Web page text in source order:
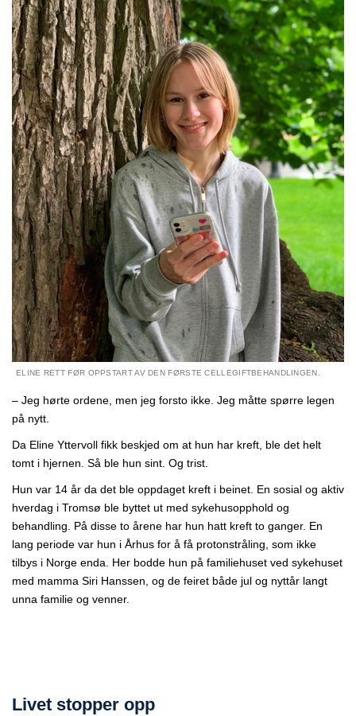
ELINE RETT FØR OPPSTART AV DEN FØRSTE CELLEGIFTBEHANDLINGEN.
– Jeg hørte ordene, men jeg forsto ikke. Jeg måtte spørre legen
på nytt.
Da Eline Yttervoll fikk beskjed om at hun har kreft, ble det helt
tomt i hjernen. Så ble hun sint. Og trist.
Hun var 14 år da det ble oppdaget kreft i beinet. En sosial og aktiv
hverdag i Tromsø ble byttet ut med sykehusopphold og
behandling. På disse to årene har hun hatt kreft to ganger. En
lang periode var hun i Århus for å få protonstråling, som ikke
tilbys i Norge enda. Her bodde hun på familiehuset ved sykehuset
med mamma Siri Hanssen, og de feiret både jul og nyttår langt
unna familie og venner.
Livet stopper opp